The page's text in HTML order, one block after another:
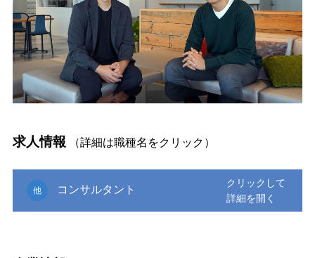
求人情報 （詳細は職種名をクリック）
他 コンサルタント